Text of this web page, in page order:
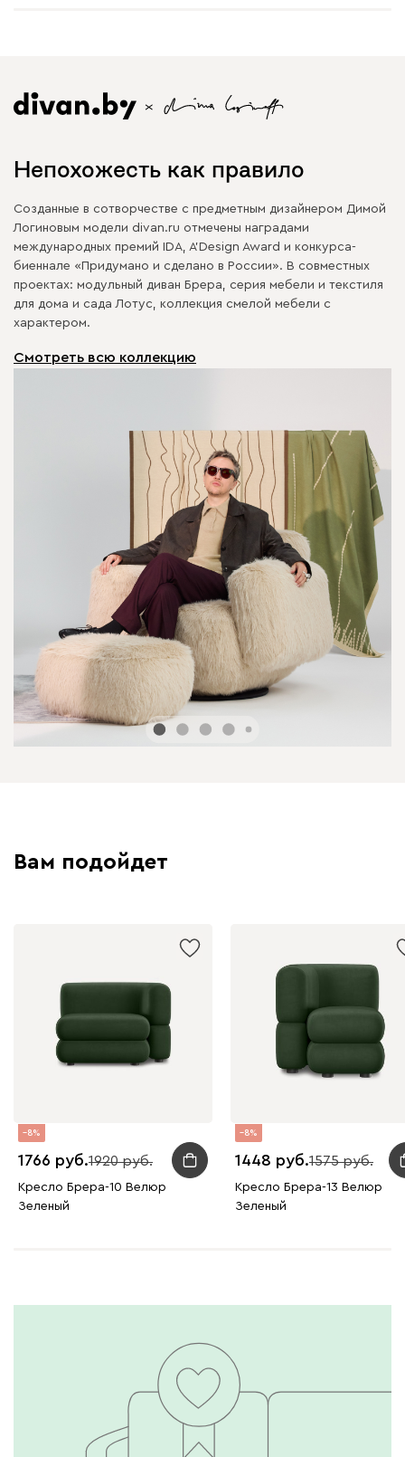
Непохожесть как правило
Созданные в сотворчестве с предметным дизайнером Димой
Логиновым модели divan.ru отмечены наградами
международных премий IDA, A’Design Award и конкурса-
биеннале «Придумано и сделано в России». В совместных
проектах: модульный диван Брера, серия мебели и текстиля
для дома и сада Лотус, коллекция смелой мебели с
характером.
Смотреть всю коллекцию
Вам подойдет
8
1766 1920
Кресло Брера-10 Велюр
Зеленый
8
1448 1575
Кресло Брера-13 Велюр
Зеленый